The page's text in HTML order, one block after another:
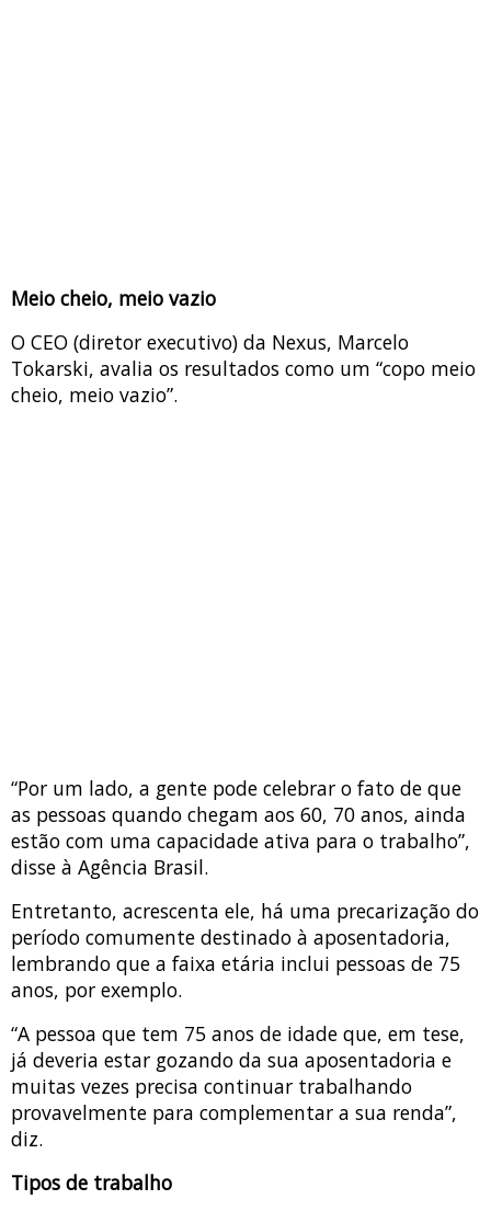
Meio cheio, meio vazio
O CEO (diretor executivo) da Nexus, Marcelo
Tokarski, avalia os resultados como um “copo meio
cheio, meio vazio”.
“Por um lado, a gente pode celebrar o fato de que
as pessoas quando chegam aos 60, 70 anos, ainda
estão com uma capacidade ativa para o trabalho”,
disse à Agência Brasil.
Entretanto, acrescenta ele, há uma precarização do
período comumente destinado à aposentadoria,
lembrando que a faixa etária inclui pessoas de 75
anos, por exemplo.
“A pessoa que tem 75 anos de idade que, em tese,
já deveria estar gozando da sua aposentadoria e
muitas vezes precisa continuar trabalhando
provavelmente para complementar a sua renda”,
diz.
Tipos de trabalho